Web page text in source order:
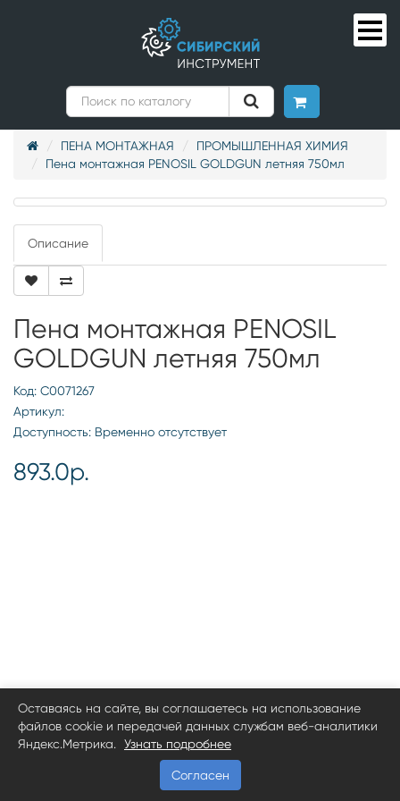
ПЕНА МОНТАЖНАЯ
ПРОМЫШЛЕННАЯ ХИМИЯ
Пена монтажная PENOSIL GOLDGUN летняя 750мл
Описание
Пена монтажная PENOSIL
GOLDGUN летняя 750мл
Код: С0071267
Артикул:
Доступность: Временно отсутствует
893.0р.
Оставаясь на сайте, вы соглашаетесь на использование
файлов cookie и передачей данных службам веб-аналитики
Яндекс.Метрика.
Узнать подробнее
Согласен